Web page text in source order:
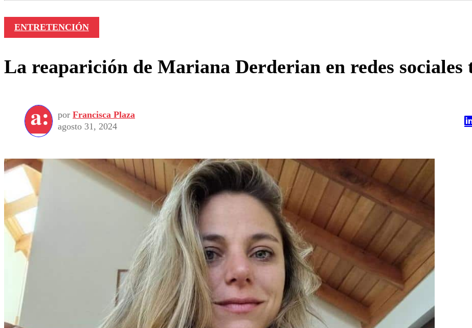
ENTRETENCIÓN
La reaparición de Mariana Derderian en redes
por Francisca Plaza
agosto 31, 2024